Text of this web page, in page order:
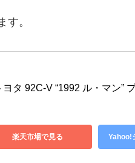
。
タ 92C-V “1992 ル・マン”
楽天市場で見る Yahoo!